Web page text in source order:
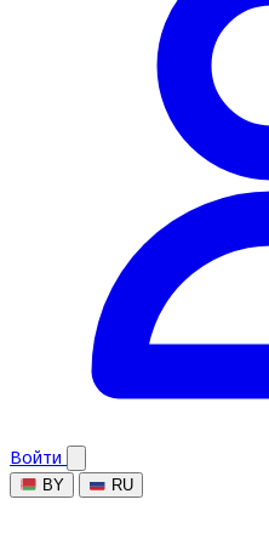
Войти
BY RU